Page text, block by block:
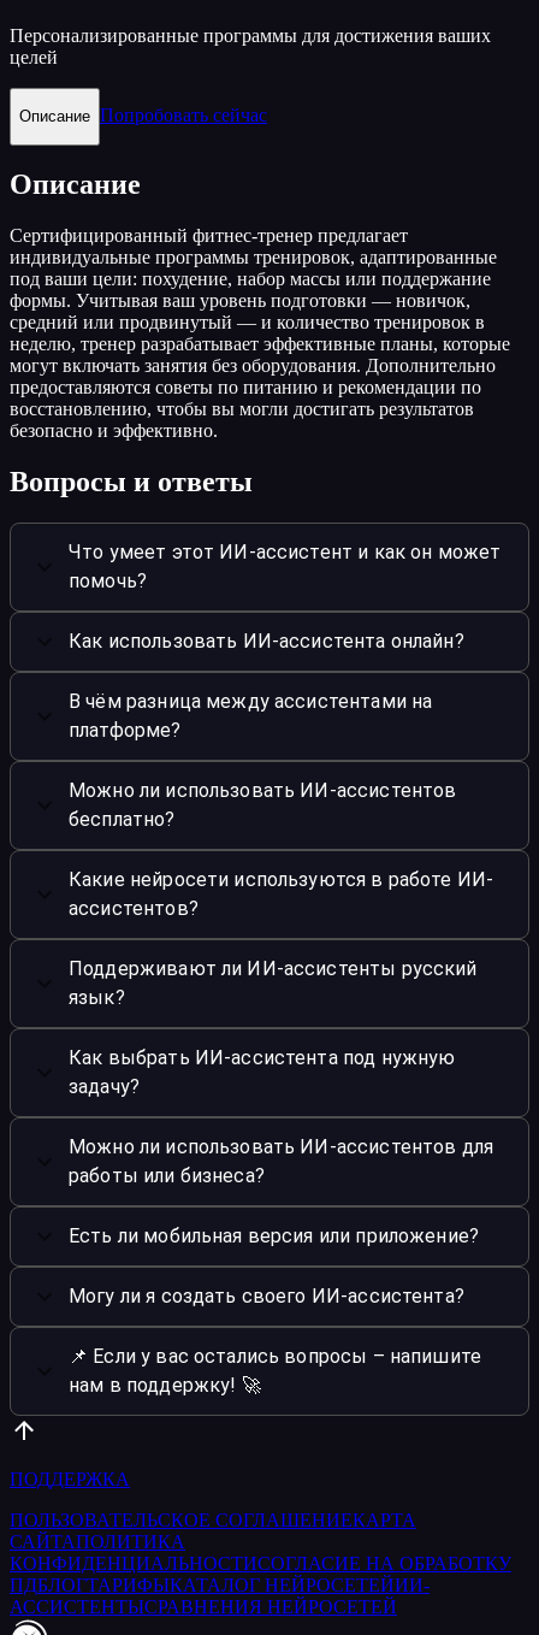
Персонализированные программы для достижения ваших
целей
Описание Попробовать сейчас
Описание
Сертифицированный фитнес-тренер предлагает
индивидуальные программы тренировок, адаптированные
под ваши цели: похудение, набор массы или поддержание
формы. Учитывая ваш уровень подготовки — новичок,
средний или продвинутый — и количество тренировок в
неделю, тренер разрабатывает эффективные планы, которые
могут включать занятия без оборудования. Дополнительно
предоставляются советы по питанию и рекомендации по
восстановлению, чтобы вы могли достигать результатов
безопасно и эффективно.
Вопросы и ответы
Что умеет этот ИИ-ассистент и как он может
помочь?
Как использовать ИИ-ассистента онлайн?
В чём разница между ассистентами на
платформе?
Можно ли использовать ИИ-ассистентов
бесплатно?
Какие нейросети используются в работе ИИ-
ассистентов?
Поддерживают ли ИИ-ассистенты русский
язык?
Как выбрать ИИ-ассистента под нужную
задачу?
Можно ли использовать ИИ-ассистентов для
работы или бизнеса?
Есть ли мобильная версия или приложение?
Могу ли я создать своего ИИ-ассистента?
📌 Если у вас остались вопросы – напишите
нам в поддержку! 🚀
ПОДДЕРЖКА
ПОЛЬЗОВАТЕЛЬСКОЕ СОГЛАШЕНИЕКАРТА
САЙТАПОЛИТИКА
КОНФИДЕНЦИАЛЬНОСТИСОГЛАСИЕ НА ОБРАБОТКУ
ПДБЛОГТАРИФЫКАТАЛОГ НЕЙРОСЕТЕЙИИ-
АССИСТЕНТЫСРАВНЕНИЯ НЕЙРОСЕТЕЙ